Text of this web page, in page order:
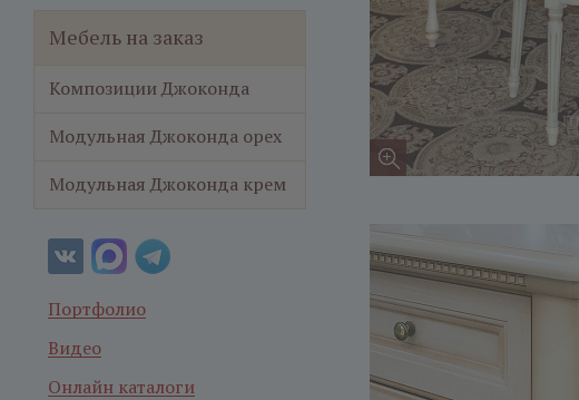
Мебель на заказ
Композиции Джоконда
Модульная Джоконда орех
Модульная Джоконда крем
Портфолио
Видео
Онлайн каталоги